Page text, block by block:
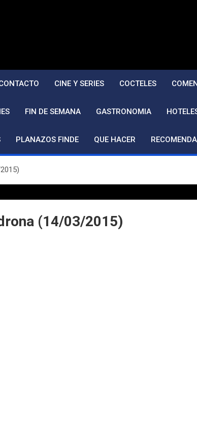
CINE Y SERIES COCTELES
FIN DE SEMANA GASTRONOMIA
PLANAZOS FINDE QUE HACER
(14/03/2015)